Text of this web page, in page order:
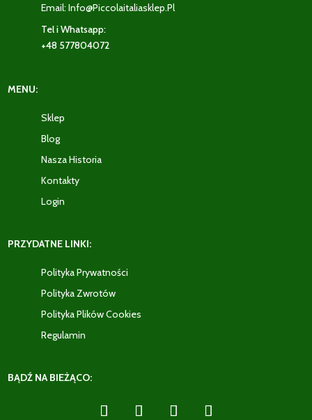
Email: Info@piccolaitaliasklep.pl
Tel i Whatsapp:
+48 577804072
MENU:
Sklep
Blog
Nasza Historia
Kontakty
Login
PRZYDATNE LINKI:
Polityka Prywatności
Polityka Zwrotów
Polityka Plików Cookies
Regulamin
BĄDŹ NA BIEŻĄCO: